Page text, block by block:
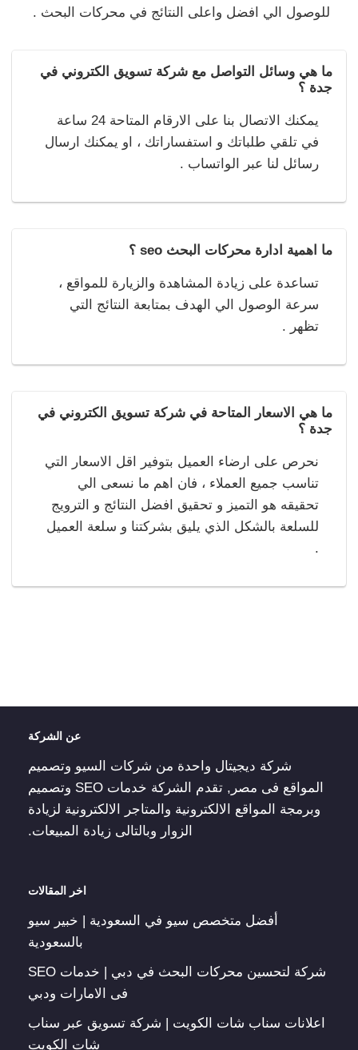
للوصول الي افضل واعلى النتائج في محركات البحث .
ما هي وسائل التواصل مع شركة تسويق الكتروني في
جدة ؟
يمكنك الاتصال بنا على الارقام المتاحة 24 ساعة
في تلقي طلباتك و استفساراتك ، او يمكنك ارسال
رسائل لنا عبر الواتساب .
ما اهمية ادارة محركات البحث seo ؟
تساعدة على زيادة المشاهدة والزيارة للمواقع ،
سرعة الوصول الي الهدف بمتابعة النتائج التي
تظهر .
ما هي الاسعار المتاحة في شركة تسويق الكتروني في
جدة ؟
نحرص على ارضاء العميل بتوفير اقل الاسعار التي
تناسب جميع العملاء ، فان اهم ما نسعى الي
تحقيقه هو التميز و تحقيق افضل النتائج و الترويج
للسلعة بالشكل الذي يليق بشركتنا و سلعة العميل
.
عن الشركة
شركة ديجيتال واحدة من شركات السيو وتصميم
المواقع فى مصر, تقدم الشركة خدمات SEO وتصميم
وبرمجة المواقع الالكترونية والمتاجر الالكترونية لزيادة
الزوار وبالتالى زيادة المبيعات.
اخر المقالات
أفضل متخصص سيو في السعودية | خبير سيو
بالسعودية
شركة لتحسين محركات البحث في دبي | خدمات SEO
فى الامارات ودبي
اعلانات سناب شات الكويت | شركة تسويق عبر سناب
شات الكويت